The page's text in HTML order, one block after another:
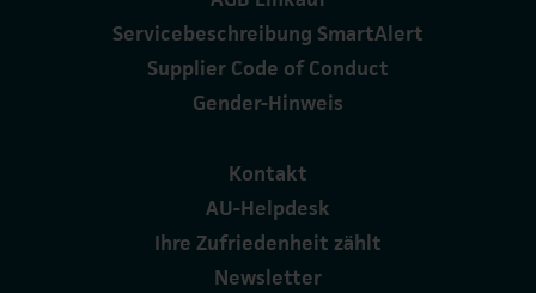
Servicebeschreibung SmartAlert
Supplier Code of Conduct
Gender-Hinweis
Kontakt
AU-Helpdesk
Ihre Zufriedenheit zählt
Newsletter